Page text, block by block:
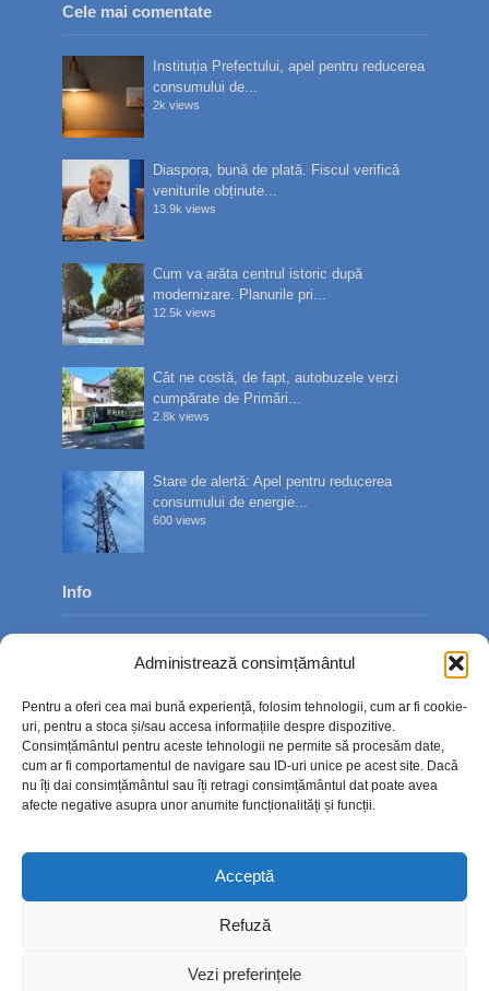
Administrează consimțământul
Pentru a oferi cea mai bună experiență, folosim tehnologii, cum ar fi cookie-
uri, pentru a stoca și/sau accesa informațiile despre dispozitive.
Consimțământul pentru aceste tehnologii ne permite să procesăm date,
cum ar fi comportamentul de navigare sau ID-uri unice pe acest site. Dacă
nu îți dai consimțământul sau îți retragi consimțământul dat poate avea
afecte negative asupra unor anumite funcționalități și funcții.
Acceptă
Refuză
Vezi preferințele
Cele mai comentate
Instituția Prefectului, apel pentru reducerea
consumului de...
2k views
Diaspora, bună de plată. Fiscul verifică
veniturile obținute...
13.9k views
Cum va arăta centrul istoric după
modernizare. Planurile pri...
12.5k views
Cât ne costă, de fapt, autobuzele verzi
cumpărate de Primări...
2.8k views
Stare de alertă: Apel pentru reducerea
consumului de energie...
600 views
Info
Contact
Politica de confidențialitate
Politică cookie-uri (UE)